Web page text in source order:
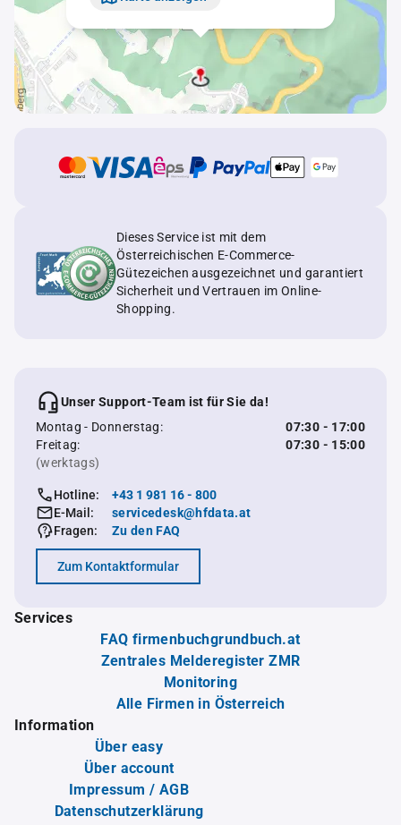
Dieses Service ist mit dem
Österreichischen E-Commerce-
Gütezeichen ausgezeichnet und garantiert
Sicherheit und Vertrauen im Online-
Shopping.
Unser Support-Team ist für Sie da!
Montag - Donnerstag:
07:30 - 17:00
Freitag:
07:30 - 15:00
(werktags)
Hotline:
+43 1 981 16 - 800
E-Mail:
servicedesk@hfdata.at
Fragen:
Zu den FAQ
Zum Kontaktformular
Services
FAQ firmenbuchgrundbuch.at
Zentrales Melderegister ZMR
Monitoring
Alle Firmen in Österreich
Information
Über easy
Über account
Impressum / AGB
Datenschutzerklärung